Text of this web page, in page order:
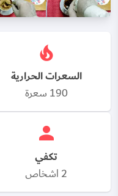
السعرات الحرارية
190 سعرة
تكفي
2 اشخاص